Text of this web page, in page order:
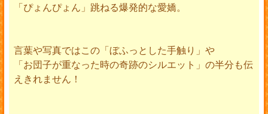
「ぴょんぴょん」跳ねる爆発的な愛嬌。
言葉や写真ではこの「ぼふっとした手触り」や
「お団子が重なった時の奇跡のシルエット」の半分も伝
えきれません！